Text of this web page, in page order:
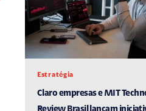
Estratégia
Claro empresas e MIT